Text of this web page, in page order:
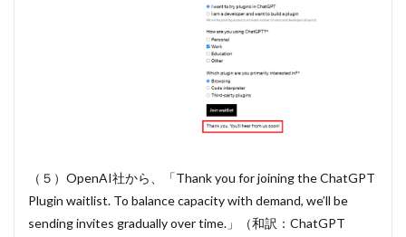
（５）OpenAI社から、「Thank you for joining the ChatGPT
Plugin waitlist. To balance capacity with demand, we’ll be
sending invites gradually over time.」（和訳：ChatGPT